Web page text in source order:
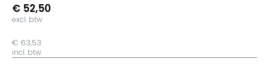
€ 52,50
excl. btw
€ 63,53
incl. btw